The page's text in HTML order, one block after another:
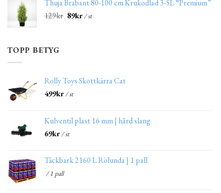
Thuja Brabant 80-100 cm Krukodlad 3-5L “Premium”
129kr 89kr/ st
TOPP BETYG
Rolly Toys Skottkärra Cat
499kr/ st
Kulventil plast 16 mm | hård slang
69kr/ st
Täckbark 2160 L Rölunda | 1 pall
/ 1 pall